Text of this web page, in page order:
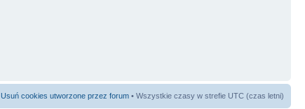
Usuń cookies utworzone przez forum • Wszystkie czasy w strefie UTC (czas letni)